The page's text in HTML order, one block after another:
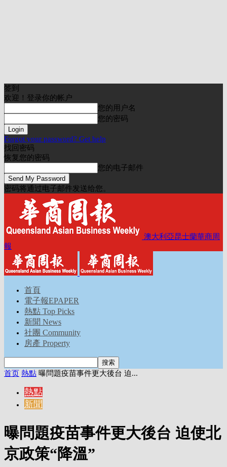
签到
欢迎！登录你的帐户
您的用户名
您的密码
Forgot your password? Get help
找回密码
恢复您的密码
您的电子邮件
密码将通过电子邮件发送给您。
澳大利亞昆士蘭華商周
報
首頁
電子報EPAPER
熱點 Top Picks
新聞 News
社團 Community
房產 Property
首页 熱點 曝問題疫苗事件更大後台 迫...
熱點
新聞
曝問題疫苗事件更大後台 迫使北
京政策“降溫”